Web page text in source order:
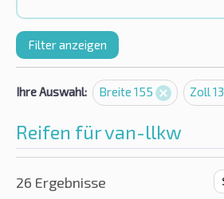
Filter anzeigen
Ihre Auswahl: Breite 155 Zoll 13
Reifen für van-llkw
26 Ergebnisse